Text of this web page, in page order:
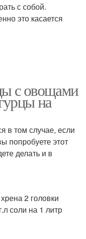
с собой.
это касается
с овощами
на
в том случае, если
попробуете этот
делать и в
2 головки
соли на 1 литр